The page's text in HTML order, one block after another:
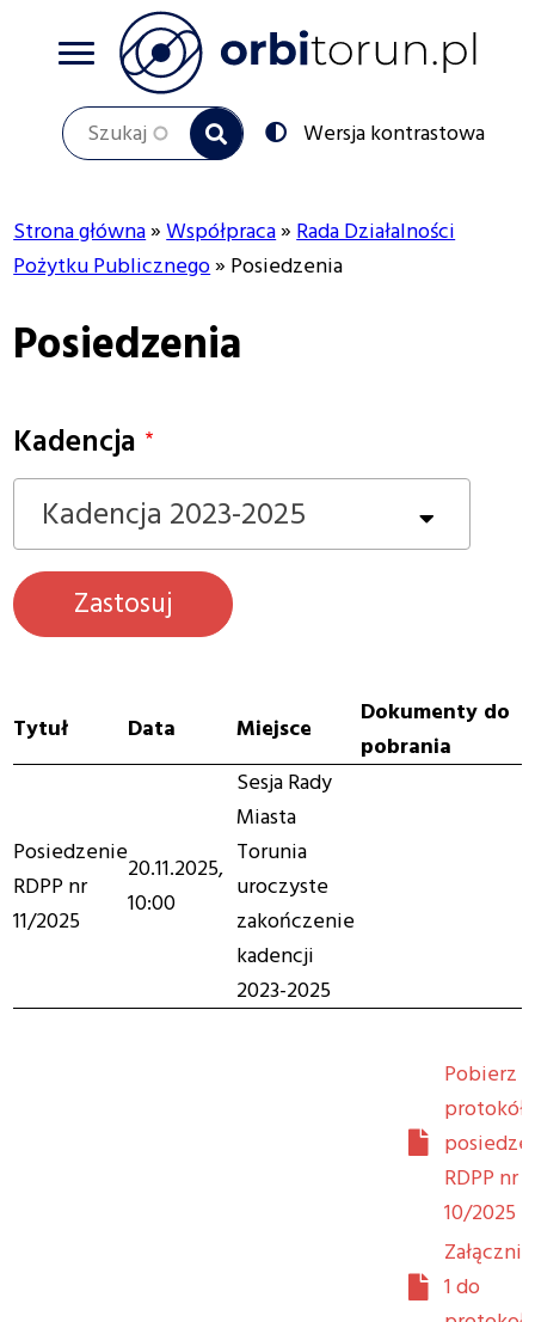
Szukaj
Przełącz
na:
Wersja kontrastowa
Ścieżka
nawigacyjna
Strona główna Współpraca Rada Działalności
Pożytku Publicznego
Posiedzenia
Posiedzenia
Kadencja
Kadencja 2023-2025
Tytuł Data Miejsce
Dokumenty do
pobrania
Posiedzenie
RDPP nr
11/2025
20.11.2025,
10:00
Sesja Rady
Miasta
Torunia
uroczyste
zakończenie
kadencji
2023-2025
Pobierz
protokół
RDPP nr
10/2025
1 do